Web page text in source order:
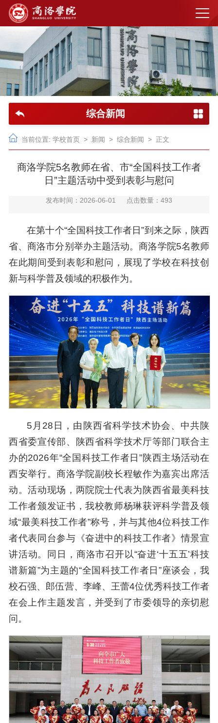
综合新闻
当前位置: 学校首页 > 新闻 > 综合新闻 > 正文
商洛学院5名教师在省、市“全国科技工作者
日”主题活动中受到表彰与慰问
发布时间：2026-06-01 点击数量： 493
在第十个“全国科技工作者日”到来之际，陕西
省、商洛市分别举办主题活动。商洛学院5名教师
在此期间受到表彰和慰问，展现了学校在科技创
新与科学普及领域的积极作为。
5月28日，由陕西省科学技术协会、中共陕
西省委宣传部、陕西省科学技术厅等部门联合主
办的2026年“全国科技工作者日”陕西主场活动在
西安举行。商洛学院副校长程敏作为嘉宾出席活
动。活动现场，两院院士代表为陕西省最美科技
工作者颁发证书，我校教师杨琳获评科学普及领
域“最美科技工作者”称号，并与其他4位科技工作
者代表同台参与《奋进中的科技工作者》情景宣
讲活动。同日，商洛市召开以“奋进‘十五五’科技
谱新篇”为主题的“全国科技工作者日”座谈会，我
校石强、郎伍营、李峰、王蕾4位优秀科技工作者
在会上作主题发言，并受到了市委领导的亲切慰
问。